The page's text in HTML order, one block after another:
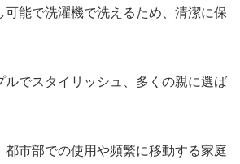
可能で洗濯機で洗えるため、清潔に保
ルでスタイリッシュ、多くの親に選ば
都市部での使用や頻繁に移動する家庭